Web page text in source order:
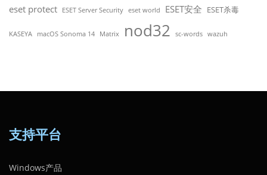
eset protect ESET Server Security eset world ESET安全 ESET杀毒
KASEYA macOS Sonoma 14 Matrix nod32 sc-words wazuh
支持平台
Windows产品